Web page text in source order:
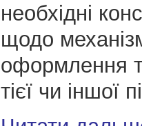
необхідні
щодо
оформлення
тієї чи іншої